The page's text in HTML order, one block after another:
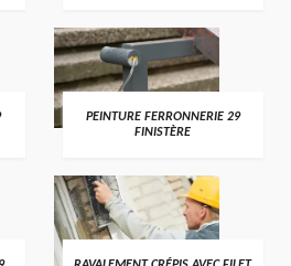
PEINTURE FERRONNERIE 29
FINISTÈRE